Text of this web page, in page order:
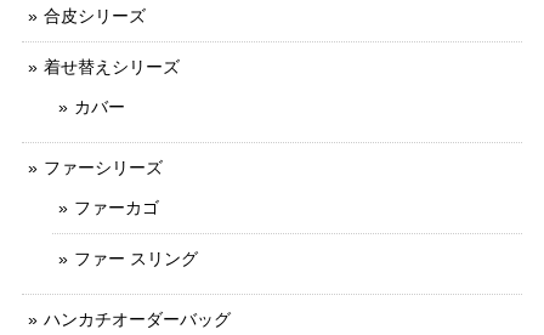
合皮シリーズ
着せ替えシリーズ
カバー
ファーシリーズ
ファーカゴ
ファー スリング
ハンカチオーダーバッグ